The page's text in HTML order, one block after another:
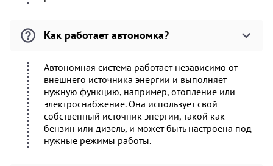
Как работает автономка?
Автономная система работает независимо от
внешнего источника энергии и выполняет
нужную функцию, например, отопление или
электроснабжение. Она использует свой
собственный источник энергии, такой как
бензин или дизель, и может быть настроена под
нужные режимы работы.